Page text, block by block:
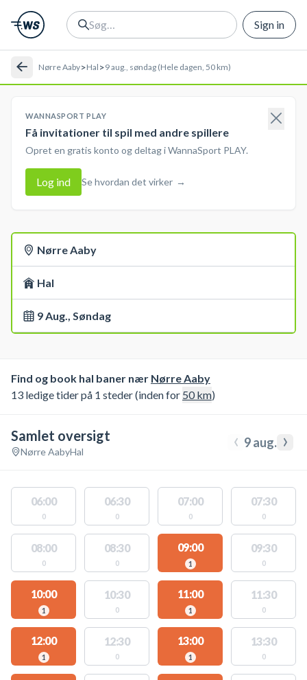
Sign in
Nørre Aaby>Hal >9 aug., søndag (Hele dagen, 50 km)
WANNASPORT PLAY
Få invitationer til spil med andre spillere
Opret en gratis konto og deltag i WannaSport PLAY.
Log ind Se hvordan det virker →
Nørre Aaby
Hal
9 Aug., Søndag
Find og book hal baner nær Nørre Aaby
13 ledige tider på 1 steder (inden for 50km)
Samlet oversigt
Nørre AabyHal ‹ 9 aug. ›
06:00
0
06:30
0
07:00
0
07:30
0
08:00
0
08:30
0
09:00
1
09:30
0
10:00
1
10:30
0
11:00
1
11:30
0
12:00
1
12:30
0
13:00
1
13:30
0